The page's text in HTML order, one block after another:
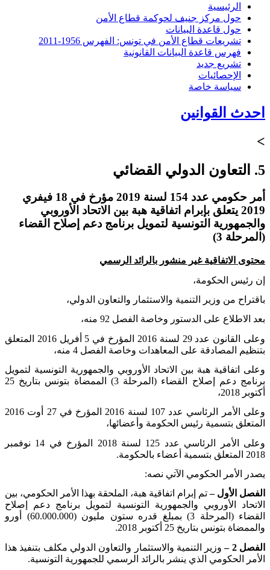
الرئيسية
حول مركز جنيف لحوكمة قطاع الأمن
حول قاعدة البيانات
تشريعات قطاع الأمن في تونس: الفهرس 1956-2011
فهرس قاعدة البيانات القانونية
تشريع جديد
الإحصائيات
سياسة خاصة
احدث القوانين
>
5. التعاون الدولي القضائي
أمر حكومي عدد 154 لسنة 2019 مؤرخ في 18 فيفري
2019 يتعلق بإبرام اتفاقية هبة بين الاتحاد الأوروبي
والجمهورية التونسية لتمويل برنامج دعم إصلاح القضاء
(المرحلة 3)
محتوى الاتفاقية غير منشور بالرائد الرسمي
إن رئيس الحكومة،
باقتراح من وزير التنمية والاستثمار والتعاون الدولي،
بعد الاطلاع على الدستور وخاصة الفصل 92 منه،
وعلى القانون عدد 29 لسنة 2016 المؤرخ في 5 أفريل 2016 المتعلق
بتنظيم المصادقة على المعاهدات وخاصة الفصل 4 منه،
وعلى اتفاقية هبة بين الاتحاد الأوروبي والجمهورية التونسية لتمويل
برنامج دعم إصلاح القضاء (المرحلة 3) الممضاة بتونس بتاريخ 25
أكتوبر 2018،
وعلى الأمر الرئاسي عدد 107 لسنة 2016 المؤرخ في 27 أوت 2016
المتعلق بتسمية رئيس الحكومة وأعضائها،
وعلى الأمر الرئاسي عدد 125 لسنة 2018 المؤرخ في 14 نوفمبر
2018 المتعلق بتسمية أعضاء بالحكومة
.
يصدر الأمر الحكومي الآتي نصه:
الفصل الأول –تم إبرام اتفاقية هبة، الملحقة بهذا الأمر الحكومي، بين
الاتحاد الأوروبي والجمهورية التونسية لتمويل برنامج دعم إصلاح
القضاء (المرحلة 3) بمبلغ قدره ستون مليون (60.000.000) أورو
والممضاة بتونس بتاريخ 25 أكتوبر 2018
.
الفصل 2 –
وزير التنمية والاستثمار والتعاون الدولي مكلف بتنفيذ هذا
الأمر الحكومي الذي ينشر بالرائد الرسمي للجمهورية التونسية.